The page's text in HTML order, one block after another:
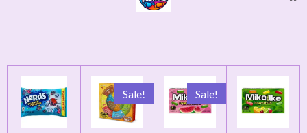
Sale! Sale!